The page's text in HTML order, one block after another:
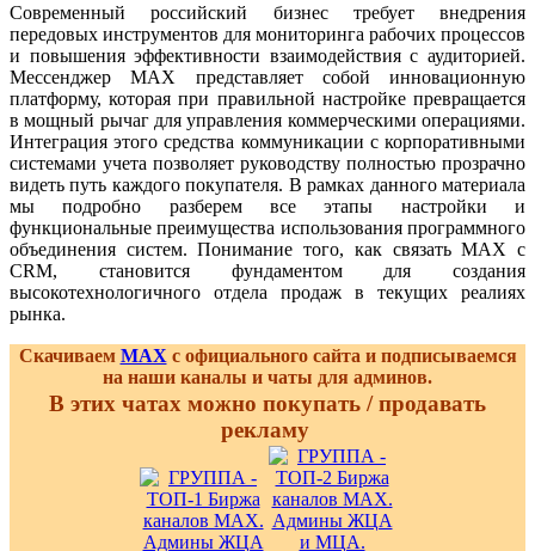
Современный российский бизнес требует внедрения
передовых инструментов для мониторинга рабочих процессов
и повышения эффективности взаимодействия с аудиторией.
Мессенджер MAX представляет собой инновационную
платформу, которая при правильной настройке превращается
в мощный рычаг для управления коммерческими операциями.
Интеграция этого средства коммуникации с корпоративными
системами учета позволяет руководству полностью прозрачно
видеть путь каждого покупателя. В рамках данного материала
мы подробно разберем все этапы настройки и
функциональные преимущества использования программного
объединения систем. Понимание того, как связать MAX с
CRM, становится фундаментом для создания
высокотехнологичного отдела продаж в текущих реалиях
рынка.
Скачиваем MAX с официального сайта и подписываемся
на наши каналы и чаты для админов.
В этих чатах можно покупать / продавать
рекламу